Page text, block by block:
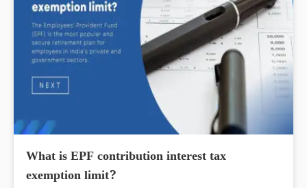
What is EPF contribution interest tax
exemption limit?